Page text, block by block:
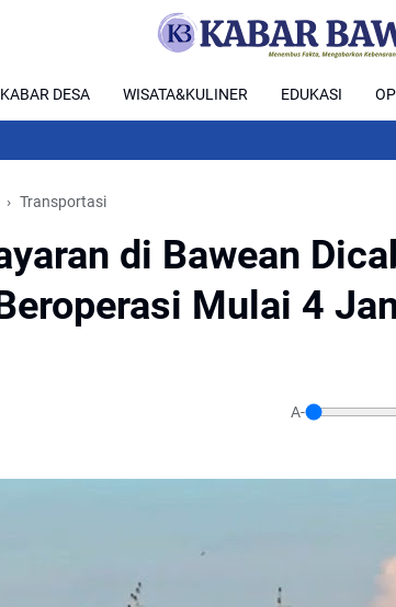
KABAR DESA WISATA&KULINER EDUKASI
Transportasi
di Bawean
Mulai 4
A-